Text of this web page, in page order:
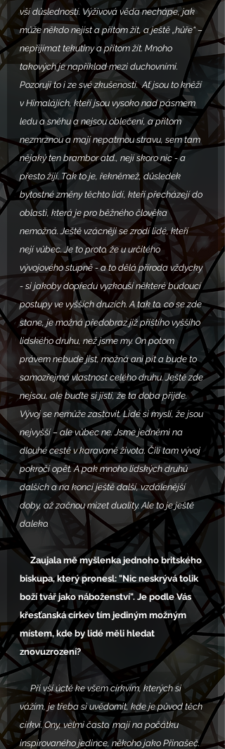
vší důsledností. Výživová věda nechápe, jak
může někdo nejíst a přitom žít, a ještě „hůře“ –
nepřijímat tekutiny a přitom žít. Mnoho
takových je například mezi duchovními.
Pozoruji to i ze své zkušenosti.  Ať jsou to kněží
v Himalájích, kteří jsou vysoko nad pásmem
ledu a sněhu a nejsou oblečení, a přitom
nezmrznou a mají nepatrnou stravu, sem tam
nějaký ten brambor atd., nejí skoro nic - a
přesto žijí. Tak to je, řekněmež, důsledek
bytostné změny těchto lidí, kteří přecházejí do
oblasti, která je pro běžného člověka
nemožná. Ještě vzácněji se zrodí lidé, kteří
nejí vůbec. Je to proto, že u určitého
vývojového stupně - a to dělá příroda vždycky
- si jakoby dopředu vyzkouší některé budoucí
postupy ve vyšších druzích. A tak to, co se zde
stane, je možná předobraz již příštího vyššího
lidského druhu, než jsme my. On potom
právem nebude jíst, možná ani pít a bude to
samozřejmá vlastnost celého druhu. Ještě zde
nejsou, ale buďte si jisti, že ta doba přijde.
Vývoj se nemůže zastavit. Lidé si myslí, že jsou
nejvyšší – ale vůbec ne. Jsme jedněmi na
dlouhé cestě v karavaně života. Čili tam vývoj
pokročí opět. A pak mnoho lidských druhů
dalších a na konci ještě další, vzdálenější
doby, až začnou mizet duality. Ale to je ještě
daleko.
     Zaujala mě myšlenka jednoho britského
biskupa, který pronesl: "Nic neskrývá tolik
boží tvář jako náboženství". Je podle Vás
křesťanská církev tím jediným možným
místem, kde by lidé měli hledat
znovuzrození?
     Při vší úctě ke všem církvím, kterých si
vážím, je třeba si uvědomit, kde je původ těch
církví. Ony, velmi často, mají na počátku
inspirovaného jedince, někoho jako Přinašeč.